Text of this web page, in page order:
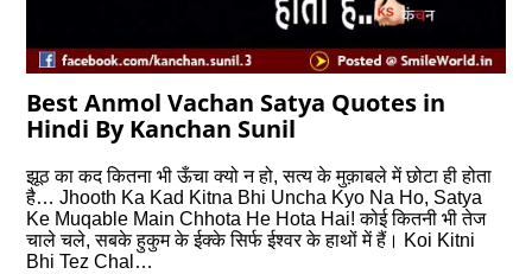
Best Anmol Vachan Satya Quotes in
Hindi By Kanchan Sunil
झूठ का कद कितना भी ऊँचा क्‍यो न हो, सत्‍य के मुक़ाबले में छोटा ही होता
है… Jhooth Ka Kad Kitna Bhi Uncha Kyo Na Ho, Satya
Ke Muqable Main Chhota He Hota Hai! कोई कितनी भी तेज
चाले चले, सबके हुकुम के ईक्‍के सिर्फ ईश्‍वर के हाथों में हैं। Koi Kitni
Bhi Tez Chal…